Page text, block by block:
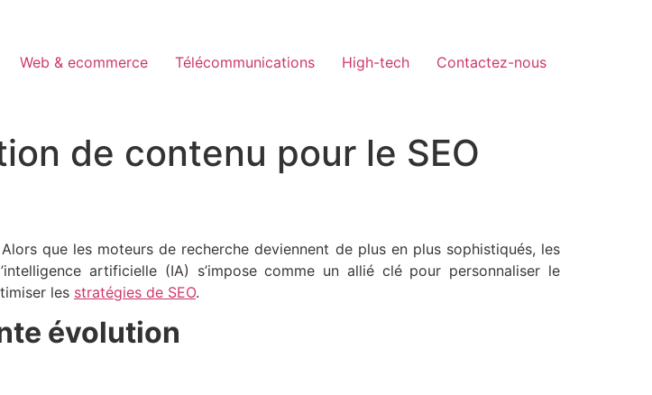
Web & ecommerce Télécommunications High-tech Contactez-nous
de contenu pour le SEO
que les moteurs de recherche deviennent de plus en plus sophistiqués, les
artificielle (IA) s’impose comme un allié clé pour personnaliser le
les stratégies de SEO.
évolution